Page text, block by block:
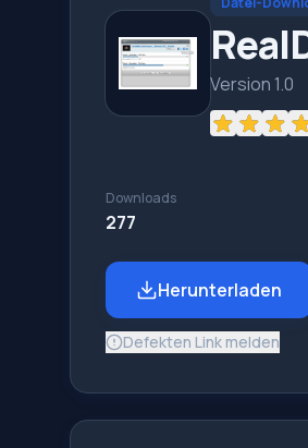
Version 1.0
Downloads
277
Herunterladen
Defekten Link melden